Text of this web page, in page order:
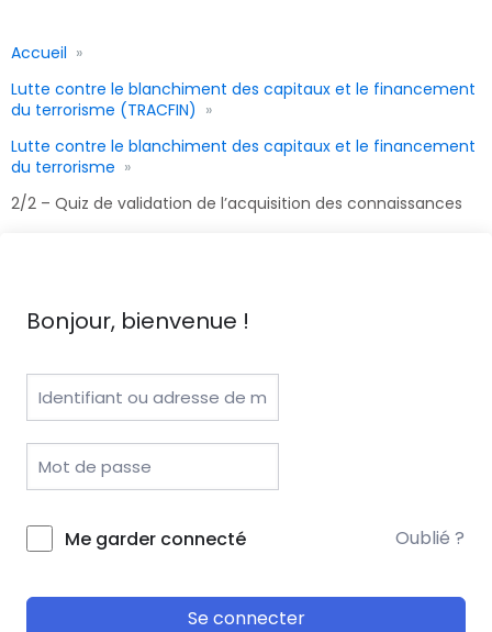
Accueil
Lutte contre le blanchiment des capitaux et le financement
du terrorisme (TRACFIN)
Lutte contre le blanchiment des capitaux et le financement
du terrorisme
2/2 – Quiz de validation de l’acquisition des connaissances
Bonjour, bienvenue !
Me garder connecté Oublié ?
Se connecter